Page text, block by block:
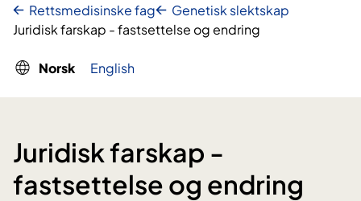
Rettsmedisinske fag
Genetisk slektskap
Juridisk farskap - fastsettelse og endring
Norsk English
Juridisk farskap -
fastsettelse og endring